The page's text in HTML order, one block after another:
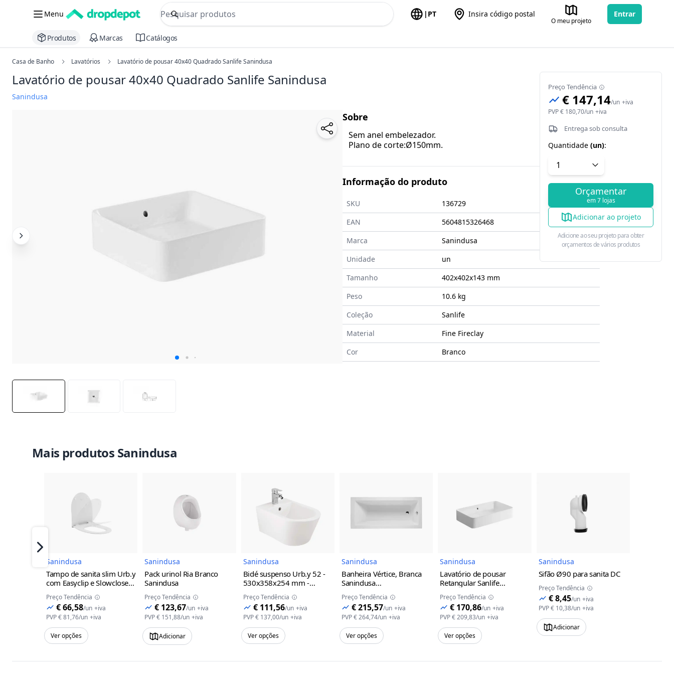
Menu
commerce search no header
Procurar
| PT Insira código postal
O meu projeto
Entrar
Produtos Marcas Catálogos
Casa de Banho Lavatórios Lavatório de pousar 40x40 Quadrado Sanlife Sanindusa
Lavatório de pousar 40x40 Quadrado Sanlife Sanindusa
Sanindusa
Sobre
Sem anel embelezador.
Plano de corte:Ø150mm.
Informação do produto
SKU
136729
EAN
5604815326468
Marca
Sanindusa
Unidade
un
Tamanho
402x402x143mm
Peso
10.6 kg
Coleção
Sanlife
Material
Fine Fireclay
Cor
Branco
Preço Tendência
€ 147,14/un +iva
PVP€ 180,70/un +iva
Entrega sob consulta
Quantidade (un):
Orçamentar
em 7 lojas
Adicionar ao projeto
Adicione ao seu projeto para obter
orçamentos de vários produtos
Mais produtos Sanindusa
Sanindusa
Tampo de sanita slim Urb.y
com Easyclip e Slowclose
Sanindusa
Branco
Preço Tendência
€ 66,58/un +iva
PVP€ 81,76/un +iva
Ver opções
Imagem do Produto
Sanindusa
Pack urinol Ria Branco
Sanindusa
Preço Tendência
€ 123,67/un +iva
PVP€ 151,88/un +iva
Adicionar
Imagem do Produto
Sanindusa
Bidé suspenso Urb.y 52 -
530x358x254 mm -
Sanindusa
Branco
Preço Tendência
€ 111,56/un +iva
PVP€ 137,00/un +iva
Ver opções
Imagem do Produto
Sanindusa
Banheira Vértice, Branca
Sanindusa
1750x800x405mm
Preço Tendência
€ 215,57/un +iva
PVP€ 264,74/un +iva
Ver opções
Sanindusa
Lavatório de pousar
Retangular Sanlife
Sanindusa
60x35
Preço Tendência
€ 170,86/un +iva
PVP€ 209,83/un +iva
Ver opções
Imagem do Produto
Sanindusa
Sifão Ø90 para sanita DC
Preço Tendência
€ 8,45/un +iva
PVP€ 10,38/un +iva
Adicionar
Próximo